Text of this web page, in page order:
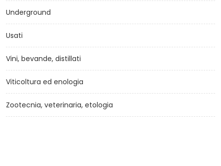
Underground
Usati
Vini, bevande, distillati
Viticoltura ed enologia
Zootecnia, veterinaria, etologia